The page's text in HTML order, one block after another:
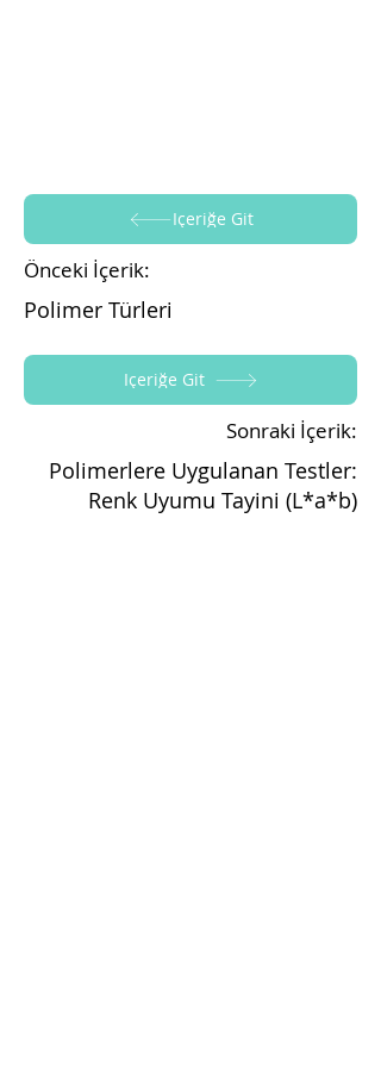
İçeriğe Git
Önceki İçerik:
Polimer Türleri
İçeriğe Git
Sonraki İçerik:
Polimerlere Uygulanan Testler:
Renk Uyumu Tayini (L*a*b)